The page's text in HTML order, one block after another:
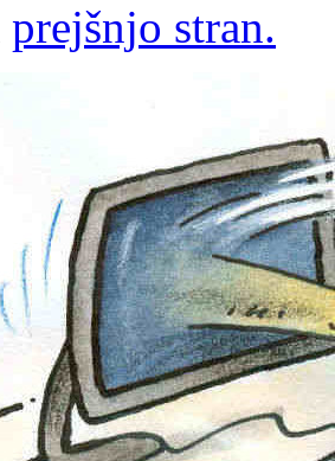
prejšnjo stran.